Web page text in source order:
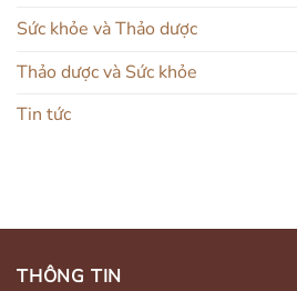
Sức khỏe và Thảo dược
Thảo dược và Sức khỏe
Tin tức
THÔNG TIN